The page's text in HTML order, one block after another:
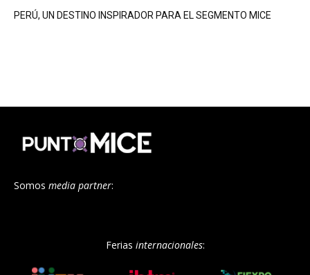
PERÚ, UN DESTINO INSPIRADOR PARA EL SEGMENTO MICE
Somos media partner:
Ferias internacionales: